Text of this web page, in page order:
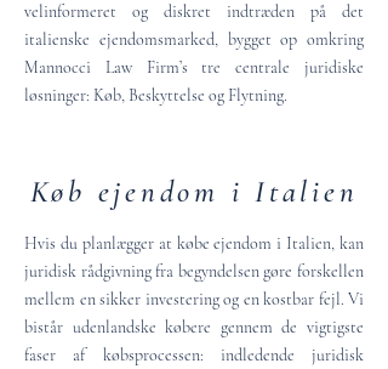
velinformeret og diskret indtræden på det
italienske ejendomsmarked, bygget op omkring
Mannocci Law Firm’s tre centrale juridiske
løsninger: Køb, Beskyttelse og Flytning.
Køb ejendom i Italien
Hvis du planlægger at købe ejendom i Italien, kan
juridisk rådgivning fra begyndelsen gøre forskellen
mellem en sikker investering og en kostbar fejl. Vi
bistår udenlandske købere gennem de vigtigste
faser af købsprocessen: indledende juridisk